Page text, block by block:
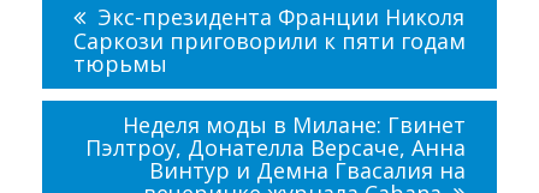
записям
Экс-президента Франции Николя
Саркози приговорили к пяти годам
тюрьмы
Неделя моды в Милане: Гвинет
Пэлтроу, Донателла Версаче, Анна
Винтур и Демна Гвасалия на